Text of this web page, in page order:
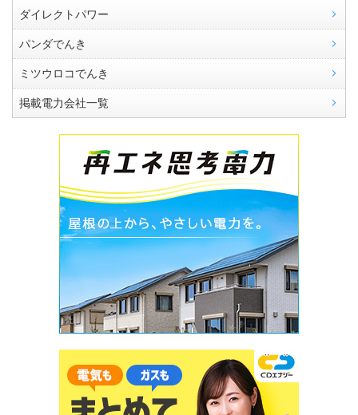
ダイレクトパワー
パンダでんき
ミツウロコでんき
掲載電力会社一覧